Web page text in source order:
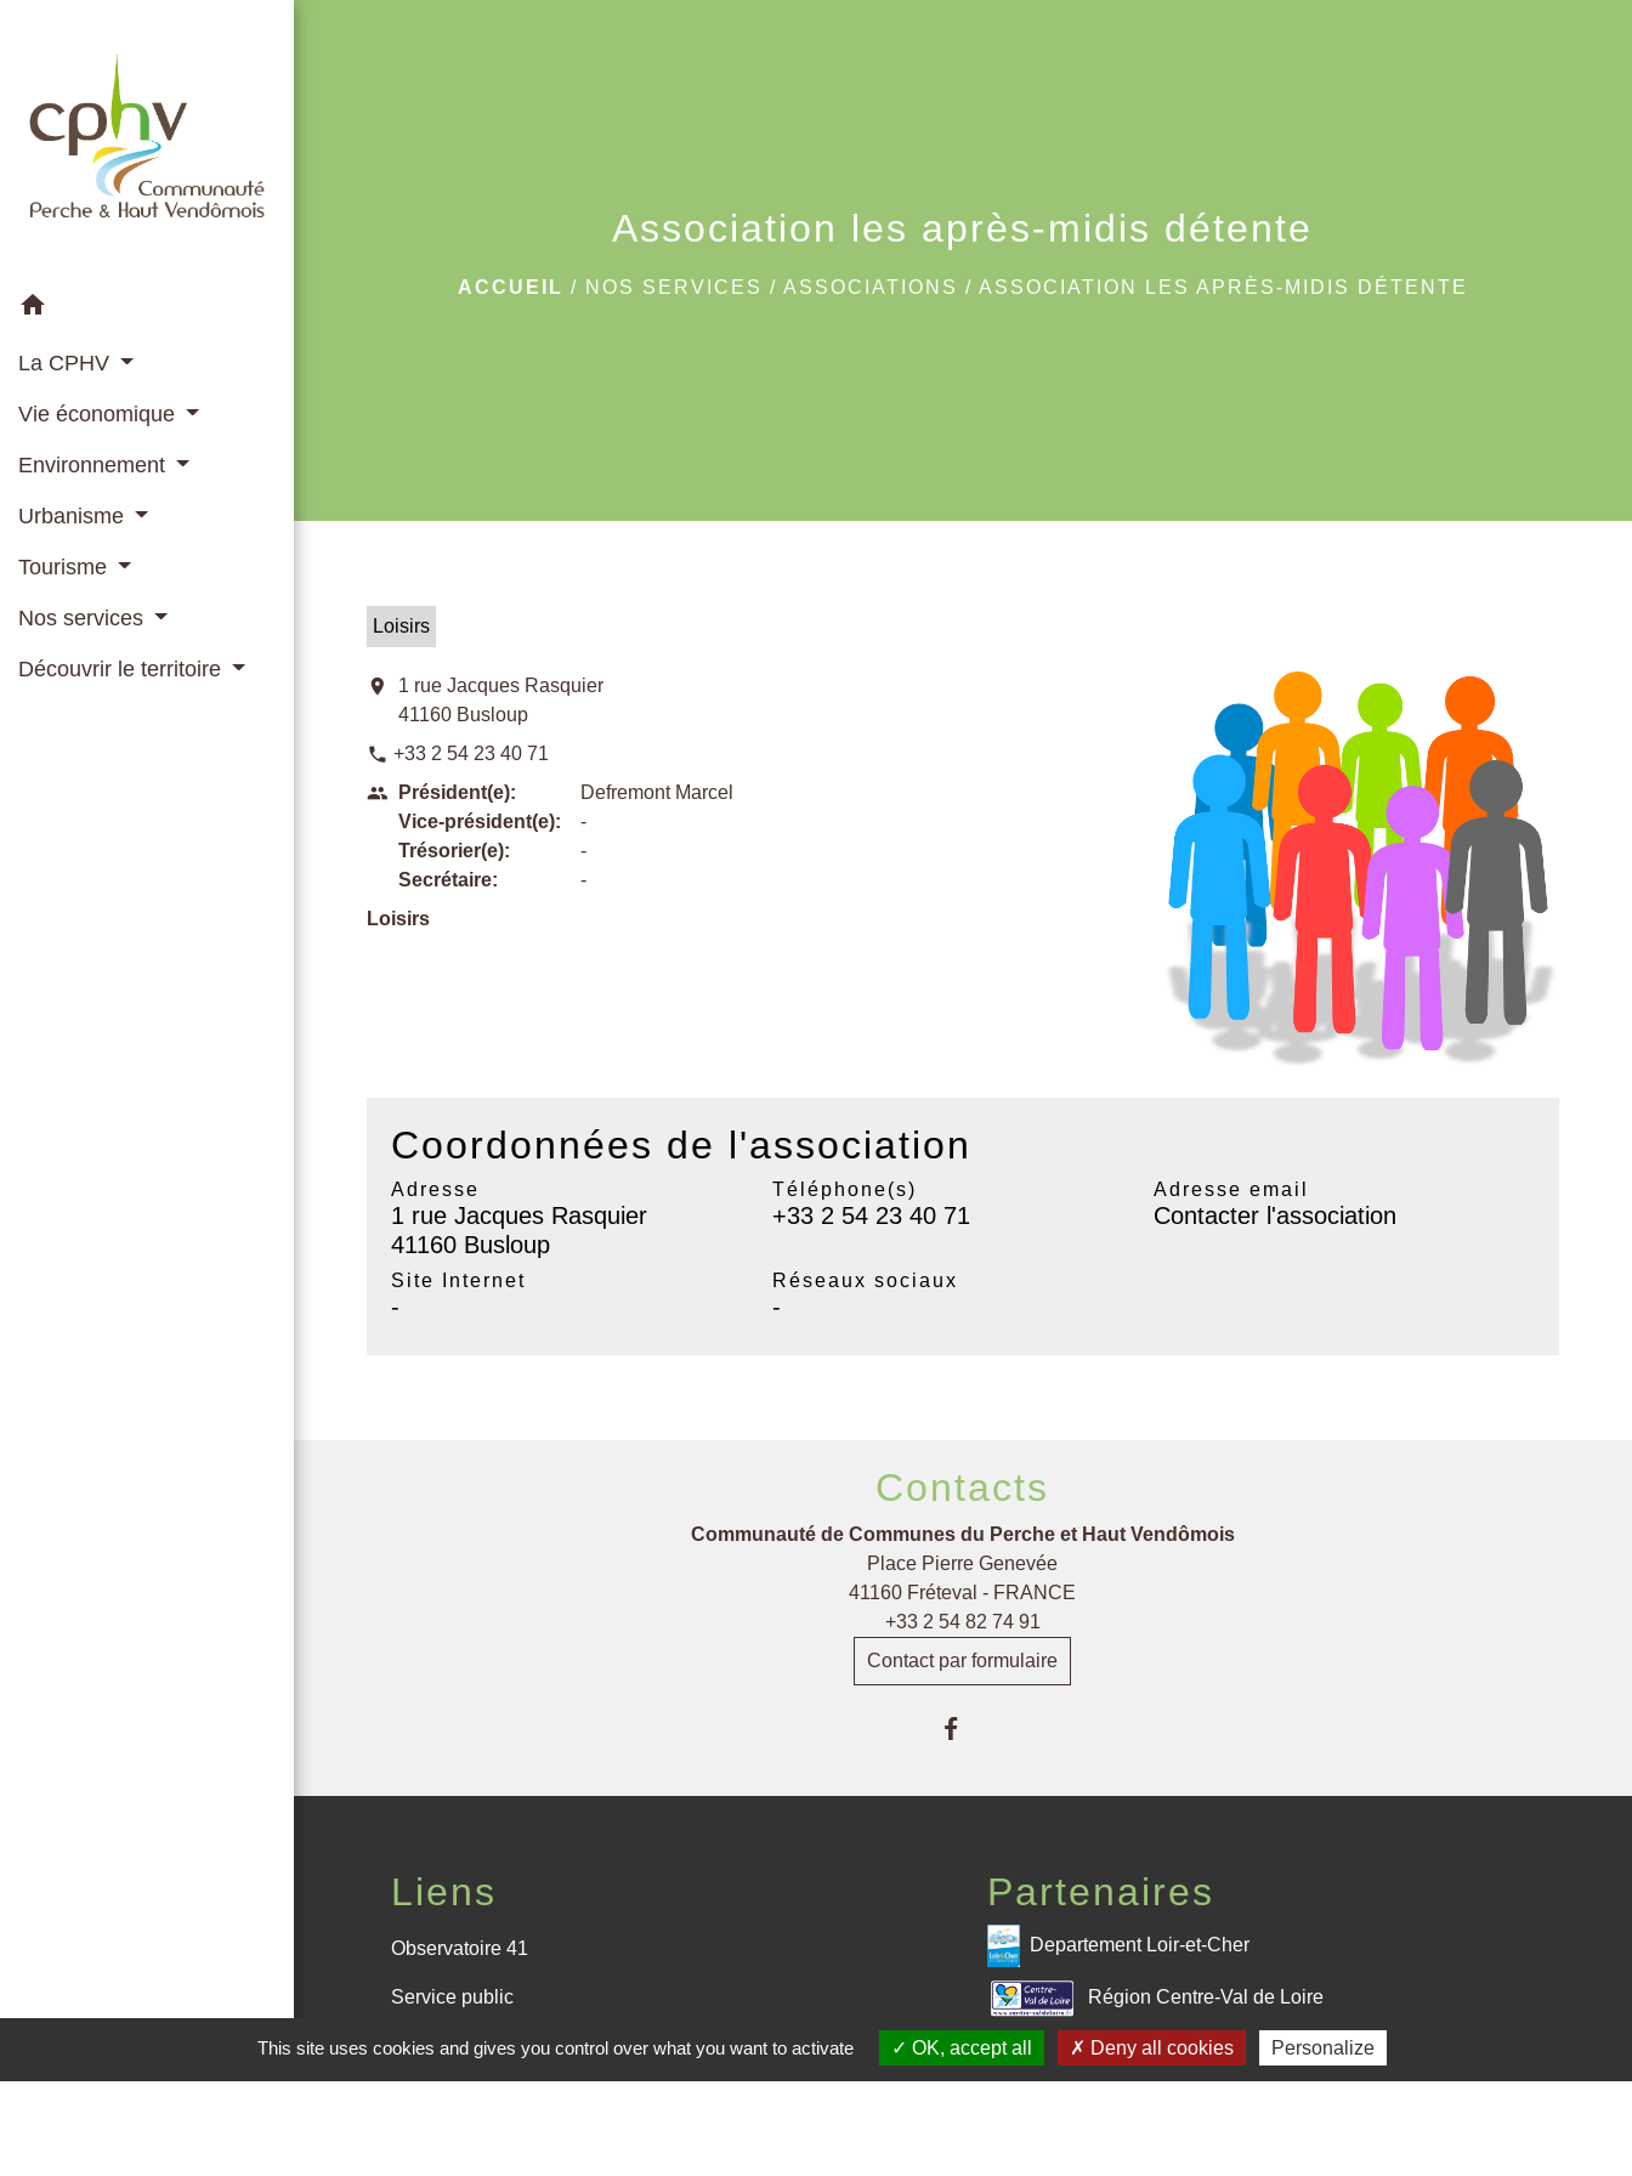
home
La CPHV
Vie économique
Environnement
Urbanisme
Tourisme
Nos services
Découvrir le territoire
Association les après-midis détente
ACCUEIL / NOS SERVICES / ASSOCIATIONS / ASSOCIATION LES APRÈS-MIDIS DÉTENTE
Loisirs
location_on
1 rue Jacques Rasquier
41160 Busloup
phone +33 2 54 23 40 71
people
Président(e):
Vice-président(e):
Trésorier(e):
Secrétaire:
Defremont Marcel
-
-
-
Loisirs
Coordonnées de l'association
Adresse
1 rue Jacques Rasquier
41160 Busloup
Téléphone(s)
+33 2 54 23 40 71
Adresse email
Contacter l'association
Site Internet
-
Réseaux sociaux
-
Contacts
Communauté de Communes du Perche et Haut Vendômois
Place Pierre Genevée
41160 Fréteval - FRANCE
+33 2 54 82 74 91
Contact par formulaire
Liens
Observatoire 41
Service public
Facebook de la CPHV
Partenaires
Departement Loir-et-Cher
Région Centre-Val de Loire
Préfecture de Loir-et-Cher
This site uses cookies and gives you control over what you want to activate OK, accept all Deny all cookies Personalize